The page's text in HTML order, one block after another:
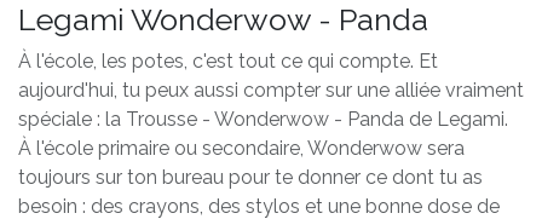
Legami Wonderwow - Panda
À l'école, les potes, c'est tout ce qui compte. Et
aujourd'hui, tu peux aussi compter sur une alliée vraiment
spéciale : la Trousse - Wonderwow - Panda de Legami.
À l'école primaire ou secondaire, Wonderwow sera
toujours sur ton bureau pour te donner ce dont tu as
besoin : des crayons, des stylos et une bonne dose de